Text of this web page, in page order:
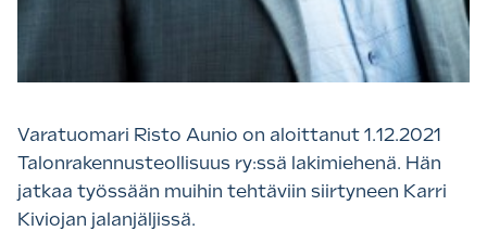
Varatuomari Risto Aunio on aloittanut 1.12.2021
Talonrakennusteollisuus ry:ssä lakimiehenä. Hän
jatkaa työssään muihin tehtäviin siirtyneen Karri
Kiviojan jalanjäljissä.